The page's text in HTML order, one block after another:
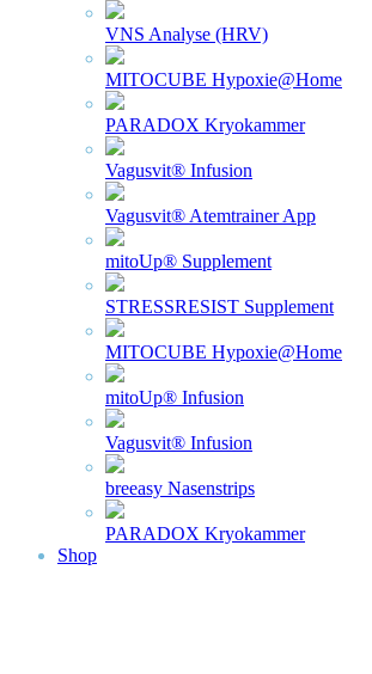
VNS Analyse (HRV)
MITOCUBE Hypoxie@Home
PARADOX Kryokammer
Vagusvit® Infusion
Vagusvit® Atemtrainer App
mitoUp® Supplement
STRESSRESIST Supplement
MITOCUBE Hypoxie@Home
mitoUp® Infusion
Vagusvit® Infusion
breeasy Nasenstrips
PARADOX Kryokammer
Shop